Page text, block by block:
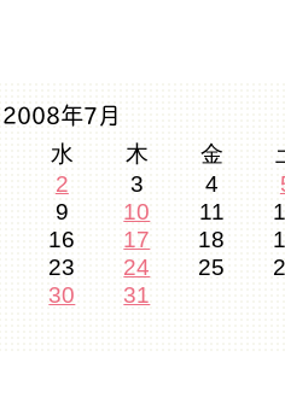
2008年7月
水 木 金
2 3 4
9 10 11
16 17 18
23 24 25
30
31